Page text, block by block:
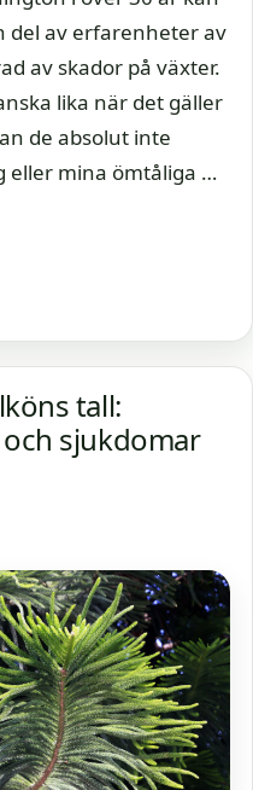
del av erfarenheter av
av skador på växter.
lika när det gäller
de absolut inte
eller mina ömtåliga …
tall:
sjukdomar